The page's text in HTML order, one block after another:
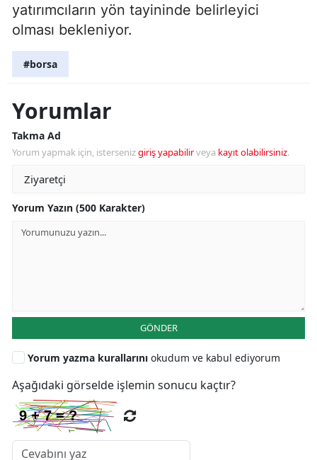
yatırımcıların yön tayininde belirleyici
olması bekleniyor.
#borsa
Yorumlar
Takma Ad
Yorum yapmak için, istersenizgiriş yapabilirveya kayıt olabilirsiniz.
Yorum Yazın (500 Karakter)
GÖNDER
Yorum yazma kurallarını okudum ve kabul ediyorum
Aşağıdaki görselde işlemin sonucu kaçtır?